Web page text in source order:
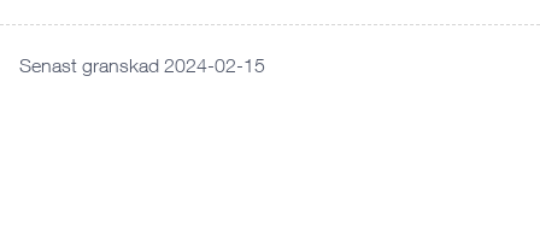
Senast granskad 2024-02-15